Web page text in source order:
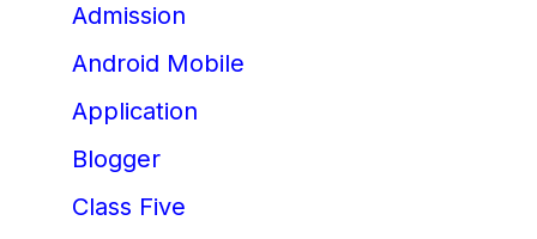
Admission
Android Mobile
Application
Blogger
Class Five